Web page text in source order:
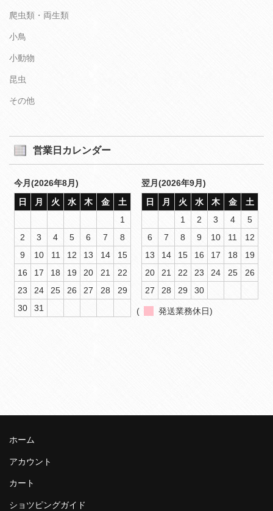
爬虫類・両生類
小鳥
小動物
昆虫
その他
営業日カレンダー
今月(2026年8月)
日
月 火 水 木 金
土
1
2
3 4 5 6 7
8
9
10 11 12 13 14
15
16
17 18 19 20 21
22
23
24 25 26 27 28
29
30
31
翌月(2026年9月)
日
月 火 水 木 金
土
1
2 3 4
5
6
7 8 9 10 11
12
13
14 15 16 17 18
19
20
21 22 23 24 25
26
27
28 29 30
( 発送業務休日)
ホーム
アカウント
カート
ショツピングガイド